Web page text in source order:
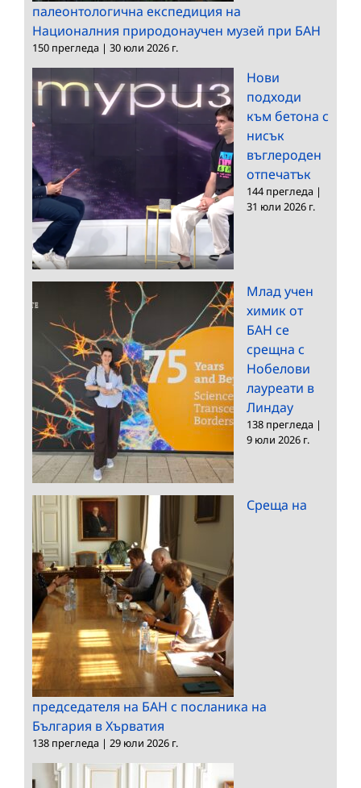
палеонтологична експедиция на
Националния природонаучен музей при БАН
150 прегледа | 30 юли 2026 г.
Нови
подходи
към бетона с
нисък
въглероден
отпечатък
144 прегледа |
31 юли 2026 г.
Млад учен
химик от
БАН се
срещна с
Нобелови
лауреати в
Линдау
138 прегледа |
9 юли 2026 г.
Среща на
председателя на БАН с посланика на
България в Хърватия
138 прегледа | 29 юли 2026 г.